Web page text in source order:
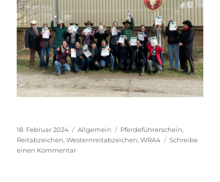
Veröffentlicht
am
18. Februar 2024 Kategorien
Allgemein Schlagwörter
Pferdeführerschein,
Reitabzeichen,Westernreitabzeichen,WRA4
Schreibe
einen Kommentarzu